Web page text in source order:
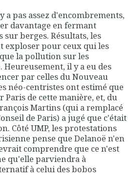
pas assez d'encombrements,
davantage en fermant
berges. Résultats, les
exploser pour ceux qui les
la pollution sur les
il y a eu des
par celles du Nouveau
néo-centristes ont estimé que
de cette manière, et, du
Martins (qui a remplacé
de Paris) a jugé que c'était
Côté UMP, les protestations
pense que Delanoë n'en
comprendre que ce n'est
qu'elle parviendra à
à celui des bobos